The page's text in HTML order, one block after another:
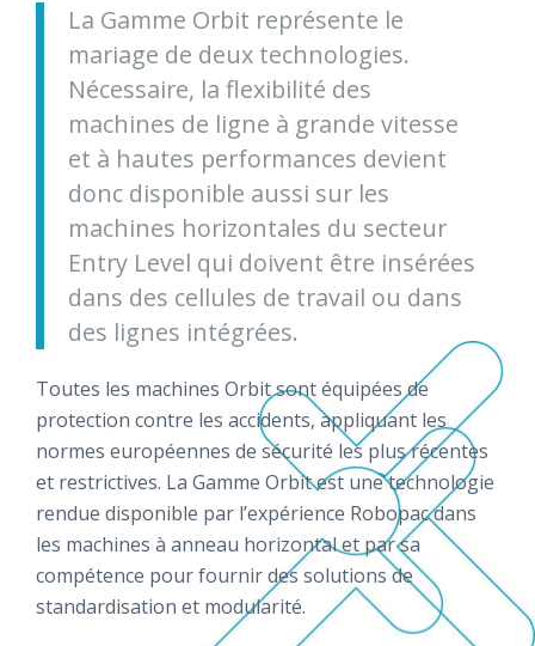
La Gamme Orbit représente le
mariage de deux technologies.
Nécessaire, la flexibilité des
machines de ligne à grande vitesse
et à hautes performances devient
donc disponible aussi sur les
machines horizontales du secteur
Entry Level qui doivent être insérées
dans des cellules de travail ou dans
des lignes intégrées.
Toutes les machines Orbit sont équipées de
protection contre les accidents, appliquant les
normes européennes de sécurité les plus récentes
et restrictives. La Gamme Orbit est une technologie
rendue disponible par l’expérience Robopac dans
les machines à anneau horizontal et par sa
compétence pour fournir des solutions de
standardisation et modularité.